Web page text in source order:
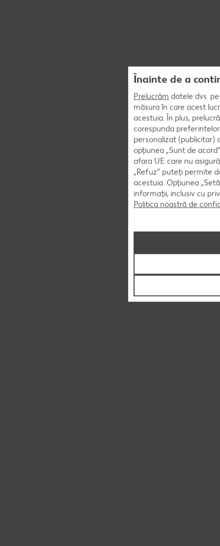
Înainte de a
Prelucrăm datele dvs.
măsura în care acest
acestuia. În plus,
corespunda
personalizat (publicitar)
opțiunea „Sunt de
afara UE care nu
„Refuz” puteți permite
acestuia. Opțiunea
informații, inclusiv cu
Politica noastră de